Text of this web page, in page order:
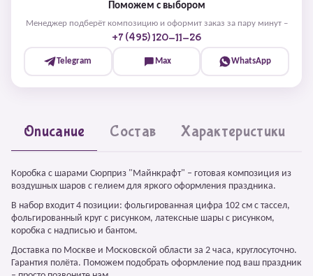
Поможем с выбором
Менеджер подберёт композицию и оформит заказ за пару минут –
+7 (495) 120-11-26
Telegram Max WhatsApp
Описание Состав Характеристики
Коробка с шарами Сюрприз "Майнкрафт" – готовая композиция из
воздушных шаров с гелием для яркого оформления праздника.
В набор входит 4 позиции: фольгированная цифра 102 см с тассел,
фольгированный круг с рисунком, латексные шары с рисунком,
коробка с надписью и бантом.
Доставка по Москве и Московской области за 2 часа, круглосуточно.
Гарантия полёта. Поможем подобрать оформление под ваш праздник